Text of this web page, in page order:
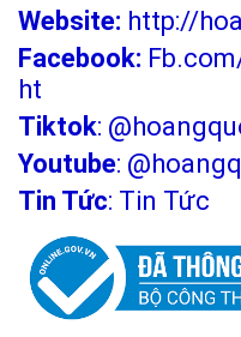
Website: http://
Facebook:
ht
Tiktok:
Youtube:
Tin Tức: Tin Tức